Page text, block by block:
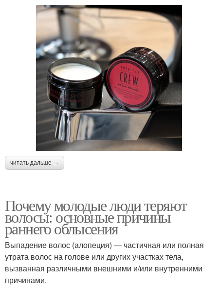
читать дальше →
Почему молодые люди теряют
волосы: основные причины
раннего облысения
Выпадение волос (алопеция) — частичная или полная
утрата волос на голове или других участках тела,
вызванная различными внешними и/или внутренними
причинами.